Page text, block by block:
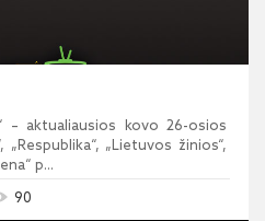
– aktualiausios kovo 26-osios
„Lietuvos žinios“,
p...
90